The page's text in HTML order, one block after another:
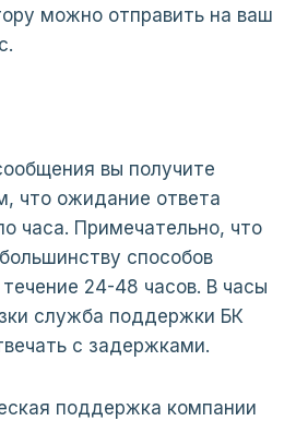
можно отправить на ваш
вы получите
что ожидание ответа
часа. Примечательно, что
способов
24-48 часов. В часы
служба поддержки БК
с задержками.
поддержка компании